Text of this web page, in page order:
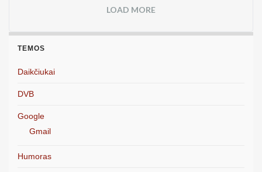
LOAD MORE
TEMOS
Daikčiukai
DVB
Google
Gmail
Humoras